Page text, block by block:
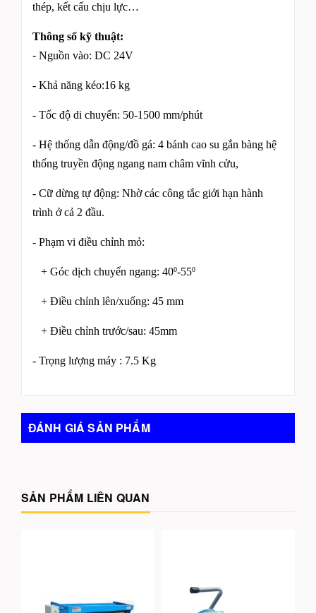
thép, kết cấu chịu lực…
Thông số kỹ thuật:
- Nguồn vào: DC 24V
- Khả năng kéo:16 kg
- Tốc độ di chuyển: 50-1500 mm/phút
- Hệ thống dẫn động/đồ gá: 4 bánh cao su gắn bàng hệ
thống truyền động ngang nam châm vĩnh cửu,
- Cữ dừng tự động: Nhờ các công tắc giới hạn hành
trình ở cả 2 đầu.
- Phạm vi điều chỉnh mỏ:
+ Góc dịch chuyển ngang: 400-550
+ Điều chỉnh lên/xuống: 45 mm
+ Điều chỉnh trước/sau: 45mm
- Trọng lượng máy : 7.5 Kg
ĐÁNH GIÁ SẢN PHẨM
SẢN PHẨM LIÊN QUAN